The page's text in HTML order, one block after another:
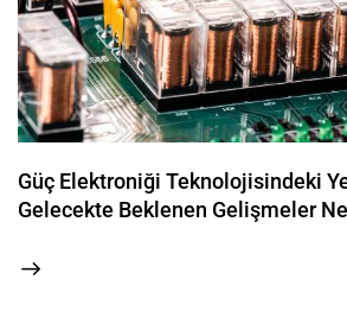
Güç Elektroniği Teknolojisindeki
Gelecekte Beklenen Gelişmeler